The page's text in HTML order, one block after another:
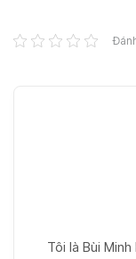
Tôi là Bùi